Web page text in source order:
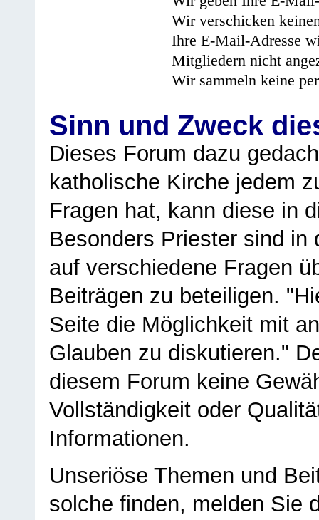
Wir verschicken
Ihre E-Mail-Adresse
Mitgliedern nicht
Wir sammeln keine
Sinn und Zweck
Dieses Forum dazu
katholische Kirche jedem
Fragen hat, kann diese in
Besonders Priester sind in
auf verschiedene Fragen
Beiträgen zu beteiligen.
Seite die Möglichkeit mit
Glauben zu diskutieren."
diesem Forum keine
Vollständigkeit oder
Informationen.
Unseriöse Themen und
solche finden, melden Sie